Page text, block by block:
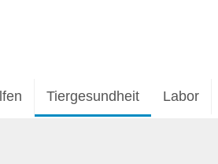
Tiergesundheit Labor